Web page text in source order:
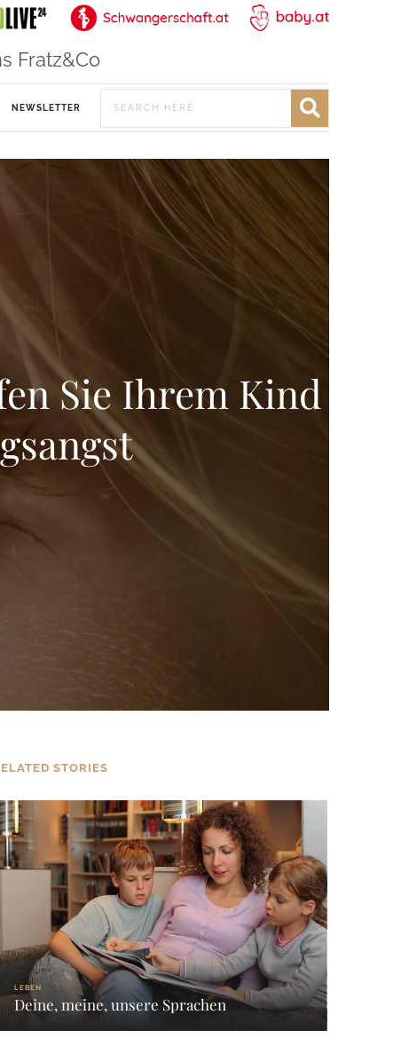
Fratz&Co
NEWSLETTER
Sie Ihrem Kind
STORIES
LEBEN
Deine, meine, unsere Sprachen